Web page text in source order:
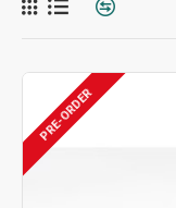
PRE-ORDER